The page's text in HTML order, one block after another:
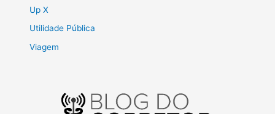
Up X
Utilidade Pública
Viagem